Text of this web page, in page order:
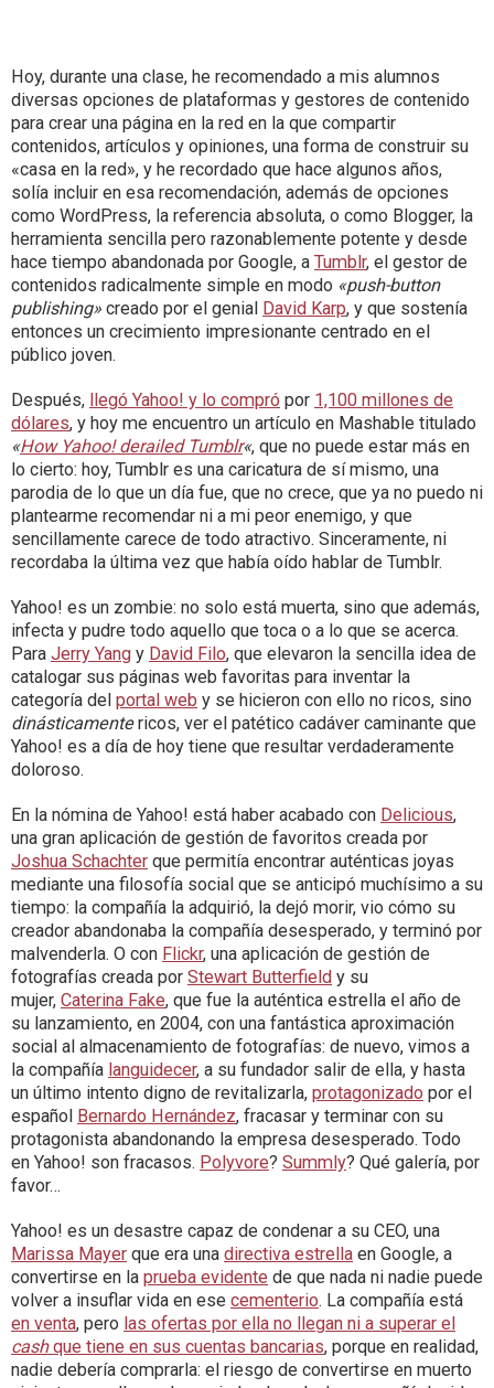
Hoy, durante una clase, he recomendado a mis alumnos
diversas opciones de plataformas y gestores de contenido
para crear una página en la red en la que compartir
contenidos, artículos y opiniones, una forma de construir su
«casa en la red», y he recordado que hace algunos años,
solía incluir en esa recomendación, además de opciones
como WordPress, la referencia absoluta, o como Blogger, la
herramienta sencilla pero razonablemente potente y desde
hace tiempo abandonada por Google, a Tumblr, el gestor de
contenidos radicalmente simple en modo «push-button
publishing» creado por el genial David Karp, y que sostenía
entonces un crecimiento impresionante centrado en el
público joven.
Después, llegó Yahoo! y lo compró por 1,100 millones de
dólares, y hoy me encuentro un artículo en Mashable titulado
«How Yahoo! derailed Tumblr«, que no puede estar más en
lo cierto: hoy, Tumblr es una caricatura de sí mismo, una
parodia de lo que un día fue, que no crece, que ya no puedo ni
plantearme recomendar ni a mi peor enemigo, y que
sencillamente carece de todo atractivo. Sinceramente, ni
recordaba la última vez que había oído hablar de Tumblr.
Yahoo! es un zombie: no solo está muerta, sino que además,
infecta y pudre todo aquello que toca o a lo que se acerca.
Para Jerry Yang y David Filo, que elevaron la sencilla idea de
catalogar sus páginas web favoritas para inventar la
categoría del portal web y se hicieron con ello no ricos, sino
dinásticamentericos, ver el patético cadáver caminante que
Yahoo! es a día de hoy tiene que resultar verdaderamente
doloroso.
En la nómina de Yahoo! está haber acabado con Delicious,
una gran aplicación de gestión de favoritos creada por
Joshua Schachter que permitía encontrar auténticas joyas
mediante una filosofía social que se anticipó muchísimo a su
tiempo: la compañía la adquirió, la dejó morir, vio cómo su
creador abandonaba la compañía desesperado, y terminó por
malvenderla. O con Flickr, una aplicación de gestión de
fotografías creada por Stewart Butterfield y su
mujer, Caterina Fake, que fue la auténtica estrella el año de
su lanzamiento, en 2004, con una fantástica aproximación
social al almacenamiento de fotografías: de nuevo, vimos a
la compañía languidecer, a su fundador salir de ella, y hasta
un último intento digno de revitalizarla, protagonizado por el
español Bernardo Hernández, fracasar y terminar con su
protagonista abandonando la empresa desesperado. Todo
en Yahoo! son fracasos. Polyvore? Summly? Qué galería, por
favor…
Yahoo! es un desastre capaz de condenar a su CEO, una
Marissa Mayer que era una directiva estrella en Google, a
convertirse en la prueba evidente de que nada ni nadie puede
volver a insuflar vida en ese cementerio. La compañía está
en venta, pero las ofertas por ella no llegan ni a superar el
cashque tiene en sus cuentas bancarias, porque en realidad,
nadie debería comprarla: el riesgo de convertirse en muerto